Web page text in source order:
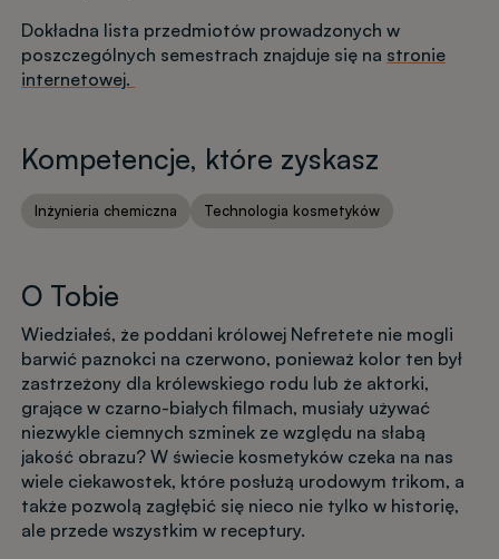
Dokładna lista przedmiotów prowadzonych w
poszczególnych semestrach znajduje się na stronie
internetowej.
Kompetencje, które zyskasz
Inżynieria chemiczna Technologia kosmetyków
O Tobie
Wiedziałeś, że poddani królowej Nefretete nie mogli
barwić paznokci na czerwono, ponieważ kolor ten był
zastrzeżony dla królewskiego rodu lub że aktorki,
grające w czarno-białych filmach, musiały używać
niezwykle ciemnych szminek ze względu na słabą
jakość obrazu? W świecie kosmetyków czeka na nas
wiele ciekawostek, które posłużą urodowym trikom, a
także pozwolą zagłębić się nieco nie tylko w historię,
ale przede wszystkim w receptury.